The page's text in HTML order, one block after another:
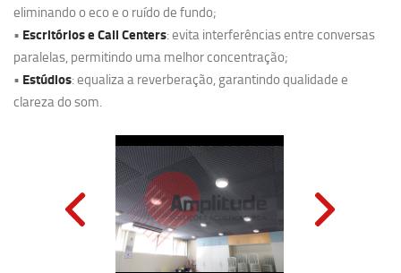
eliminando o eco e o ruído de fundo;
• Escritórios e Call Centers: evita interferências entre conversas
paralelas, permitindo uma melhor concentração;
• Estúdios: equaliza a reverberação, garantindo qualidade e
clareza do som.